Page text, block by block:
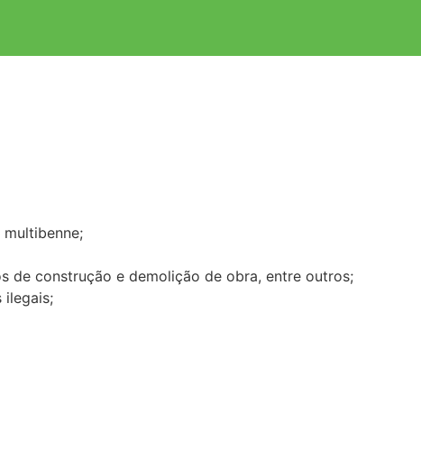
de construção e demolição de obra, entre outros;
ilegais;